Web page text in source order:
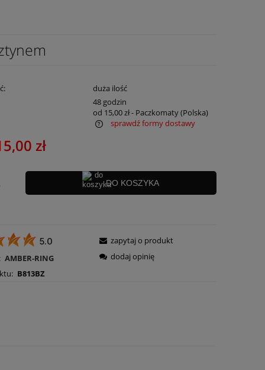
duża ilość
48 godzin
od 15,00 zł- Paczkomaty(Polska)
ewentualnych kosztów
sprawdź formy dostawy
zł
DO KOSZYKA
5.0
AMBER-RING
B813BZ
zapytaj o produkt
dodaj opinię